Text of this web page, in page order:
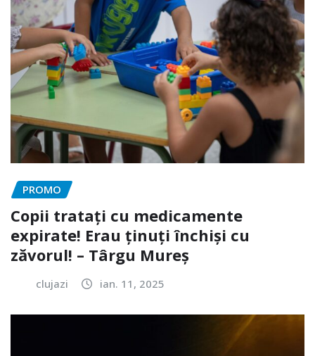
PROMO
Copii tratați cu medicamente
expirate! Erau ținuți închiși cu
zăvorul! – Târgu Mureș
clujazi ian. 11, 2025